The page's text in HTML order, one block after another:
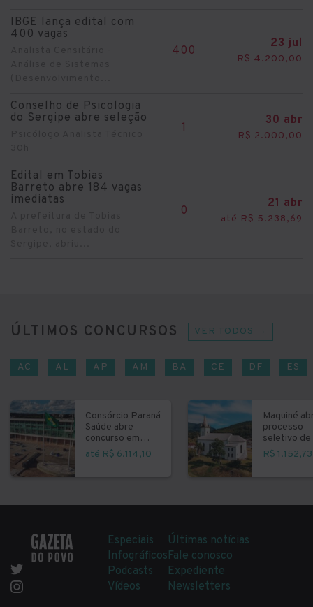
IBGE lança edital com
400 vagas
400
23 jul
R$ 4.200,00
Conselho de Psicologia
do Sergipe abre seleção
1
30 abr
R$ 2.000,00
Edital em Tobias
Barreto abre 184 vagas
imediatas
0
21 abr
até R$ 5.238,69
ÚLTIMOS CONCURSOS VER TODOS →
AC AL AP AM BA CE DF ES
Consórcio Paraná
Saúde abre
concurso em
Curitiba
até R$ 6.114,10
Maquiné
processo
seletivo de
R$ 1.152,73
Especiais
Infográficos
Podcasts
Vídeos
Últimas notícias
Fale conosco
Expediente
Newsletters